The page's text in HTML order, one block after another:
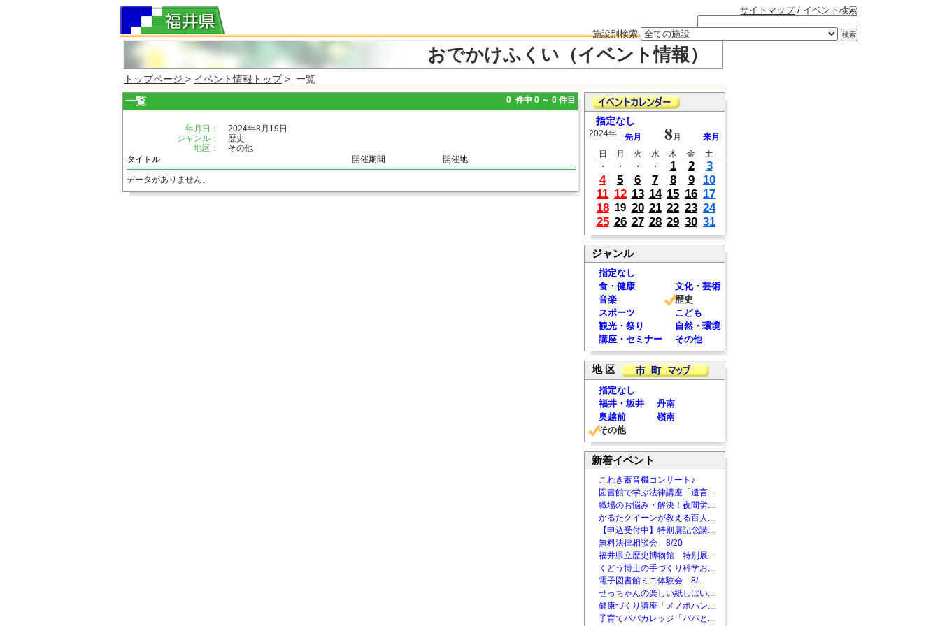
サイトマップ/ イベント検索
施設別検索
おでかけふくい（イベント情報）
トップページ > イベント情報トップ> 一覧
一覧 0 件中 0 ～ 0 件目
年月日：
2024年8月19日
ジャンル：
歴史
地区：
その他
タイトル
開催期間 開催地
データがありません。
指定なし
2024年 先月 8 月
来月
日
月 火 水 木 金
土
・
・ ・ ・ 1 2
3
4
5 6 7 8 9
10
11 12 13 14 15 16 17
18 19 20 21 22 23 24
25 26 27 28 29 30 31
ジャンル
指定なし
食・健康
文化・芸術
音楽
歴史
スポーツ
こども
観光・祭り
自然・環境
講座・セミナー
その他
地 区
指定なし
福井・坂井
丹南
奥越前
嶺南
その他
新着イベント
これき蓄音機コンサート♪
図書館で学ぶ法律講座「遺言...
職場のお悩み・解決！夜間労...
かるたクイーンが教える百人...
【申込受付中】特別展記念講...
無料法律相談会 8/20
福井県立歴史博物館 特別展...
くどう博士の手づくり科学お...
電子図書館ミニ体験会 8/...
せっちゃんの楽しい紙しばい...
健康づくり講座「メノポハン...
子育てパパカレッジ「パパと...